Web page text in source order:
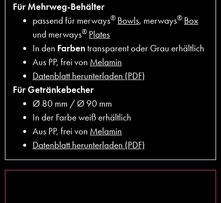
Für Mehrweg-Behälter
passend für merways® Bowls, merways® Box
und merways® Plates
In den Farben transparent oder Grau erhältlich
Aus PP, frei von Melamin
Datenblatt herunterladen (PDF)
Für Getränkebecher
Ø 80 mm / Ø 90 mm
In der Farbe weiß erhältlich
Aus PP, frei von Melamin
Datenblatt herunterladen (PDF)